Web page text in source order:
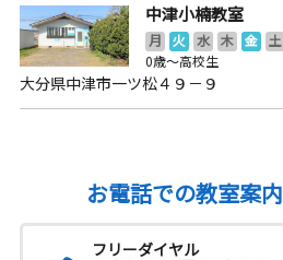
中津小楠教室
月 火 水 木 金 土
0歳～高校生
大分県中津市一ツ松４９－９
お電話での教室案内
フリーダイヤル